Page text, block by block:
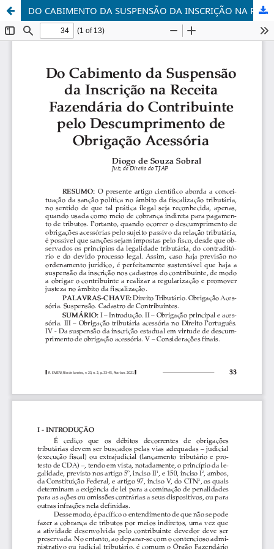
DO CABIMENTO DA SUSPENSÃO DA INSCRIÇÃO NA RECEITA FAZENDÁRIA DO CONTRIBUINTE PELO DESCUMPRIMENTO DE OBRIGAÇÃO ACESSÓRIA